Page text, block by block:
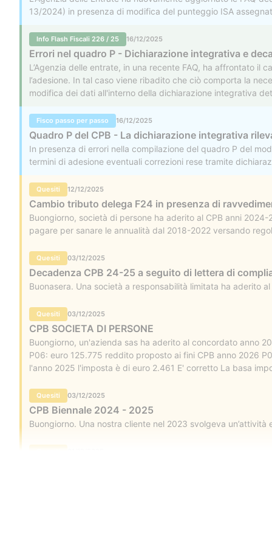
13/2024) in presenza di modifica del punteggio ISA
comunicazione di compliance per anomalie riscontrate nei
integrativa del mod.
Info Flash Fiscali 226 / 25 16/12/2025
Errori nel quadro P - Dichiarazione integrativa e
L’Agenzia delle entrate, in una recente FAQ, ha affrontato il
l’adesione. In tal caso viene ribadito che ciò comporta la
modifica dei dati all'interno della dichiarazione integrativa
Fisco passo per passo 16/12/2025
Quadro P del CPB - La dichiarazione integrativa
In presenza di errori nella compilazione del quadro P del
termini di adesione eventuali correzioni rese tramite
affrontare per la prima volta in modo esplicito il tema degli
Quesiti 12/12/2025
Cambio tributo delega F24 in presenza di
Buongiorno, società di persone ha aderito al CPB anni
pagare per sanare le annualità dal 2018-2022 versando
Quesiti 03/12/2025
Decadenza CPB 24-25 a seguito di lettera di
Buonasera. Una società a responsabilità limitata ha aderito
Quesiti 03/12/2025
CPB SOCIETA DI PERSONE
Buongiorno, un'azienda sas ha aderito al concordato anno
P06: euro 125.775 reddito proposto ai fini CPB anno 2026
l'anno 2025 l'imposta è di euro 2.461 E' corretto La basa
10.2004.18614.386 (85.000x12 9.735x43) E' corretto Per
proposto anno 2026 meno il reddito effettivo anno 2025
pomeriggio, Ai fini della tassazione dell'imposta sostitutiva
Quesiti 03/12/2025
CPB Biennale 2024 - 2025
Buongiorno. Una nostra cliente nel 2023 svolgeva